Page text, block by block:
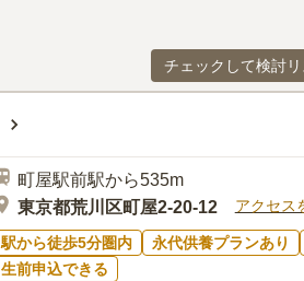
チェックして検討
町屋駅前駅から535m
東京都荒川区町屋2-20-12
アクセス
駅から徒歩5分圏内 永代供養プランあり
生前申込できる